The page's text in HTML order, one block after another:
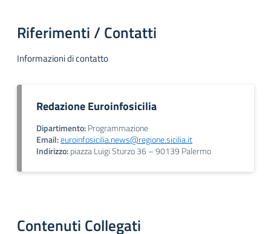
Riferimenti / Contatti
Informazioni di contatto
Redazione Euroinfosicilia
Dipartimento:Programmazione
Email:euroinfosicilia.news@regione.sicilia.it
Indirizzo:piazza Luigi Sturzo 36 – 90139 Palermo
Contenuti Collegati